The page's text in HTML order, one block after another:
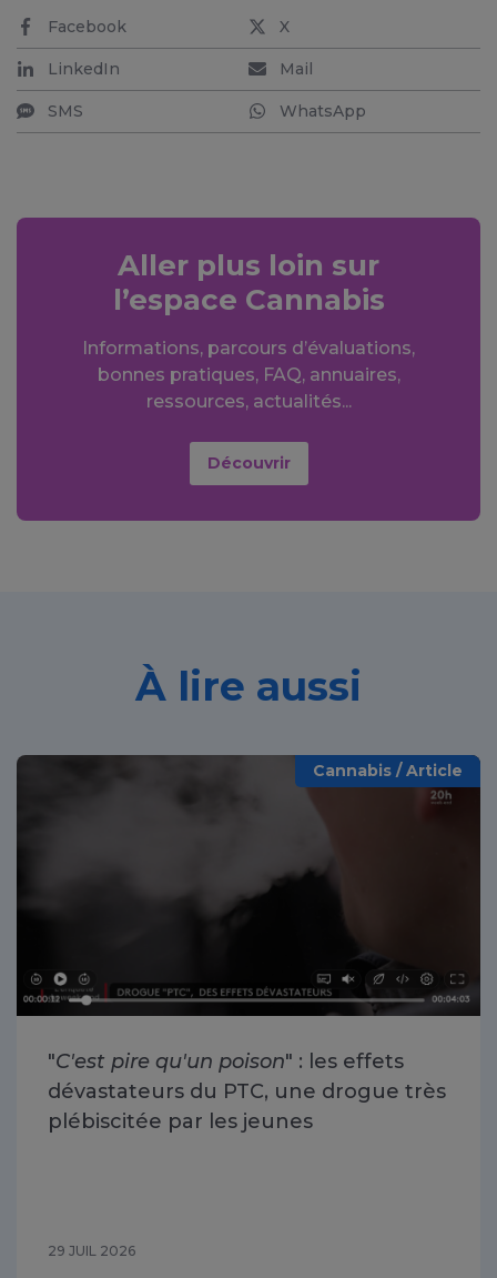
Facebook X
LinkedIn Mail
SMS WhatsApp
Aller plus loin sur
l’espace Cannabis
Informations, parcours d’évaluations,
bonnes pratiques, FAQ, annuaires,
ressources, actualités...
Découvrir
À lire aussi
Cannabis / Article
"C'est pire qu'un poison" : les effets
dévastateurs du PTC, une drogue très
plébiscitée par les jeunes
29 JUIL 2026